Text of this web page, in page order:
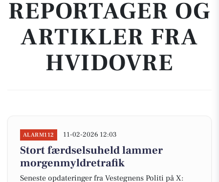
REPORTAGER OG
ARTIKLER FRA
HVIDOVRE
ALARM112 11-02-2026 12:03
Stort færdselsuheld lammer
morgenmyldretrafik
Seneste opdateringer fra Vestegnens Politi på X: